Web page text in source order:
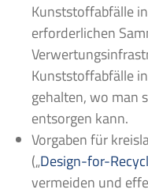
Kunststoffabfälle
erforderlichen
Kunststoffabfälle
gehalten, wo man
entsorgen kann.
Vorgaben für
(„Design-for-
vermeiden und